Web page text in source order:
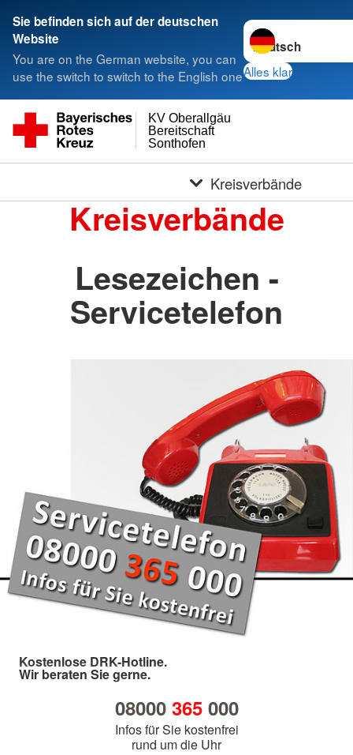
Sie befinden sich auf der deutschen
Website
You are on the German website, you can
use the switch to switch to the English one
Sprache wechseln
Alles klar
Sonthofen
Bereitschaft
KV Oberallgäu
Kreisverbände
Kreisverbände
Lesezeichen -
Servicetelefon
Kostenlose DRK-Hotline.
Wir beraten Sie gerne.
08000 365000
Infos für Sie kostenfrei
rund um die Uhr